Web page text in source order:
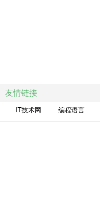
友情链接
IT技术网 编程语言